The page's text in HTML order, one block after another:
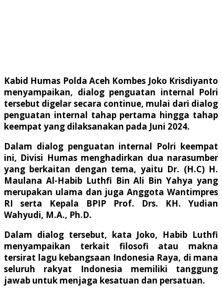
Kabid Humas Polda Aceh Kombes Joko Krisdiyanto
menyampaikan, dialog penguatan internal Polri
tersebut digelar secara continue, mulai dari dialog
penguatan internal tahap pertama hingga tahap
keempat yang dilaksanakan pada Juni 2024.
Dalam dialog penguatan internal Polri keempat
ini, Divisi Humas menghadirkan dua narasumber
yang berkaitan dengan tema, yaitu Dr. (H.C) H.
Maulana Al-Habib Luthfi Bin Ali Bin Yahya yang
merupakan ulama dan juga Anggota Wantimpres
RI serta Kepala BPIP Prof. Drs. KH. Yudian
Wahyudi, M.A., Ph.D.
Dalam dialog tersebut, kata Joko, Habib Luthfi
menyampaikan terkait filosofi atau makna
tersirat lagu kebangsaan Indonesia Raya, di mana
seluruh rakyat Indonesia memiliki tanggung
jawab untuk menjaga kesatuan dan persatuan.